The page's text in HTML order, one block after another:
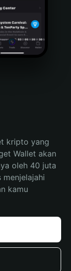
kripto yang
Wallet akan
oleh 40 juta
kamu